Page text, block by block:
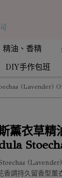
精油、香精
DIY手作包班
(Lavender)
薰衣草精
香調持久留香型薰